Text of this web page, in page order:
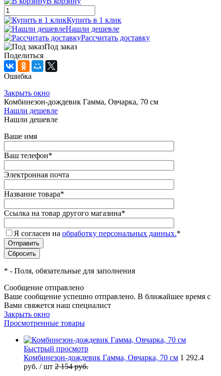
Купить в 1 клик
Нашли дешевле
Рассчитать доставку
Под заказ
Поделиться
Ошибка
Закрыть окно
Комбинезон-дождевик Гамма, Овчарка, 70 см
Нашли дешевле
Нашли дешевле
Ваше имя
Ваш телефон*
Электронная почта
Название товара*
Ссылка на товар другого магазина*
Я согласен на обработку персональных данных.*
* - Поля, обязательные для заполнения
Сообщение отправлено
Ваше сообщение успешно отправлено. В ближайшее время с
Вами свяжется наш специалист
Закрыть окно
Просмотренные товары
Быстрый просмотр
Комбинезон-дождевик Гамма, Овчарка, 70 см 1 292.4
руб. / шт 2 154руб.